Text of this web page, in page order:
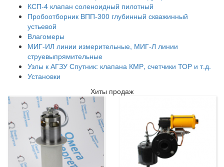
КСП-4 клапан соленоидный пилотный
Пробоотборник ВПП-300 глубинный скважинный
устьевой
Влагомеры
МИГ-ИЛ линии измерительные, МИГ-Л линии
струевыпрямительные
Узлы к АГЗУ Спутник: клапана КМР, счетчики ТОР и т.д.
Установки
Хиты продаж